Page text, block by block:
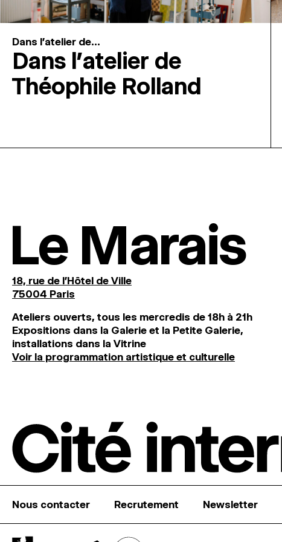
Dans l'atelier de...
Dans l’atelier de
Théophile Rolland
Le Marais
18, rue de l'Hôtel de Ville
75004 Paris
Ateliers ouverts, tous les mercredis de 18h à 21h
Expositions dans la Galerie et la Petite Galerie,
installations dans la Vitrine
Voir la programmation artistique et culturelle
Nous contacter Recrutement Newsletter